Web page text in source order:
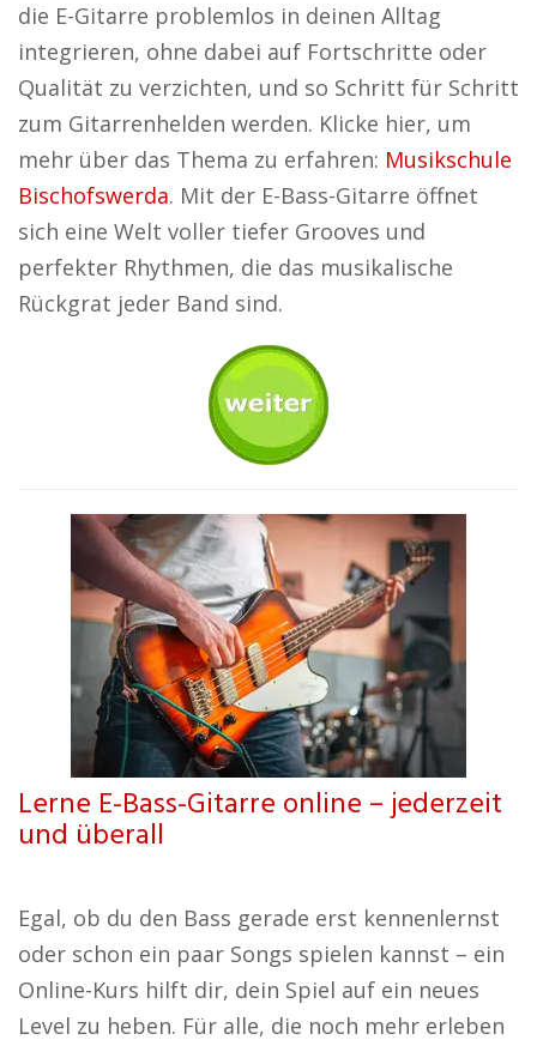
die E-Gitarre problemlos in deinen Alltag
integrieren, ohne dabei auf Fortschritte oder
Qualität zu verzichten, und so Schritt für Schritt
zum Gitarrenhelden werden. Klicke hier, um
mehr über das Thema zu erfahren: Musikschule
Bischofswerda. Mit der E-Bass-Gitarre öffnet
sich eine Welt voller tiefer Grooves und
perfekter Rhythmen, die das musikalische
Rückgrat jeder Band sind.
Lerne E-Bass-Gitarre online – jederzeit
und überall
Egal, ob du den Bass gerade erst kennenlernst
oder schon ein paar Songs spielen kannst – ein
Online-Kurs hilft dir, dein Spiel auf ein neues
Level zu heben. Für alle, die noch mehr erleben